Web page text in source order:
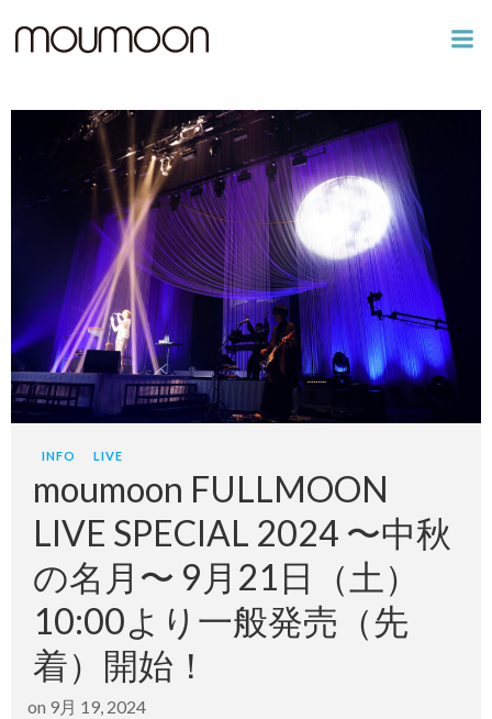
ツ
へ
ス
キ
ッ
プ
INFO LIVE
moumoon FULLMOON
LIVE SPECIAL 2024 〜中秋
の名月〜 9月21日（土）
10:00より一般発売（先
着）開始！
on 9月 19, 2024